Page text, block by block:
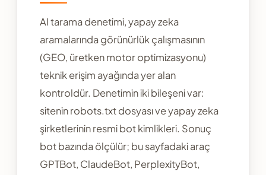
AI tarama denetimi, yapay zeka
aramalarında görünürlük çalışmasının
(GEO, üretken motor optimizasyonu)
teknik erişim ayağında yer alan
kontroldür. Denetimin iki bileşeni var:
sitenin robots.txt dosyası ve yapay zeka
şirketlerinin resmi bot kimlikleri. Sonuç
bot bazında ölçülür; bu sayfadaki araç
GPTBot, ClaudeBot, PerplexityBot,